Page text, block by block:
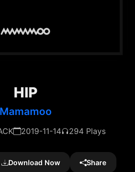
HIP
Mamamoo
2019-11-14 294 Plays
Download Now Share